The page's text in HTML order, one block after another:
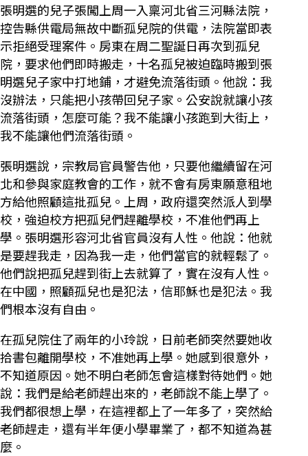
張明選的兒子張闖上周一入稟河北省三河縣法院，
控告縣供電局無故中斷孤兒院的供電，法院當即表
示拒絕受理案件。房東在周二聖誕日再次到孤兒
院，要求他們即時搬走，十名孤兒被迫臨時搬到張
明選兒子家中打地鋪，才避免流落街頭。他說：我
沒辦法，只能把小孩帶回兒子家。公安說就讓小孩
流落街頭，怎麼可能？我不能讓小孩跑到大街上，
我不能讓他們流落街頭。
張明選說，宗教局官員警告他，只要他繼續留在河
北和參與家庭教會的工作，就不會有房東願意租地
方給他照顧這批孤兒。上周，政府還突然派人到學
校，強迫校方把孤兒們趕離學校，不准他們再上
學。張明選形容河北省官員沒有人性。他說：他就
是要趕我走，因為我一走，他們當官的就輕鬆了。
他們說把孤兒趕到街上去就算了，實在沒有人性。
在中國，照顧孤兒也是犯法，信耶穌也是犯法。我
們根本沒有自由。
在孤兒院住了兩年的小玲說，日前老師突然要她收
拾書包離開學校，不准她再上學。她感到很意外，
不知道原因。她不明白老師怎會這樣對待她們。她
說：我們是給老師趕出來的，老師說不能上學了。
我們都很想上學，在這裡都上了一年多了，突然給
老師趕走，還有半年便小學畢業了，都不知道為甚
麼。